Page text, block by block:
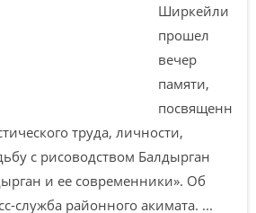
Ширкейли
прошел
вечер
памяти,
посвященн
труда, личности,
с рисоводством Балдырган
и ее современники». Об
служба районного акимата. ...